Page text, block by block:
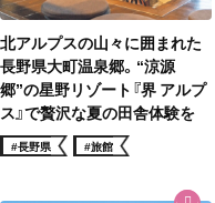
北アルプスの山々に囲まれた
長野県大町温泉郷。“涼源
郷”の星野リゾート『界 アルプ
ス』で贅沢な夏の田舎体験を
#長野県 #旅館